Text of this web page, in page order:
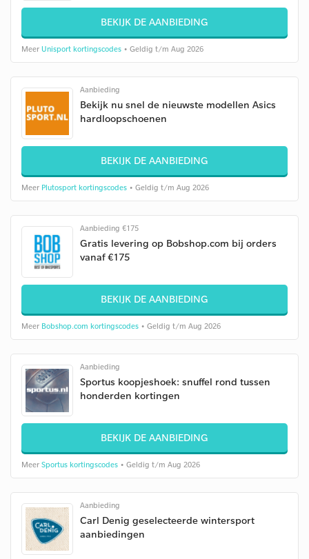
BEKIJK DE AANBIEDING
Meer Unisport kortingscodes • Geldig t/m Aug 2026
Aanbieding
Bekijk nu snel de nieuwste modellen Asics
hardloopschoenen
BEKIJK DE AANBIEDING
Meer Plutosport kortingscodes • Geldig t/m Aug 2026
Aanbieding €175
Gratis levering op Bobshop.com bij orders
vanaf €175
BEKIJK DE AANBIEDING
Meer Bobshop.com kortingscodes • Geldig t/m Aug 2026
Aanbieding
Sportus koopjeshoek: snuffel rond tussen
honderden kortingen
BEKIJK DE AANBIEDING
Meer Sportus kortingscodes • Geldig t/m Aug 2026
Aanbieding
Carl Denig geselecteerde wintersport
aanbiedingen